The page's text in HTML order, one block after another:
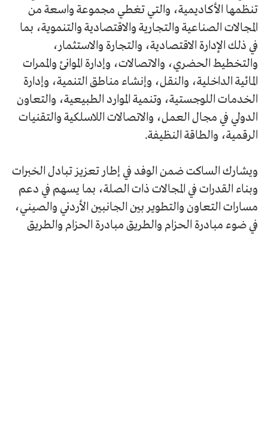
تنظمها الأكاديمية، والتي تغطي مجموعة واسعة من
المجالات الصناعية والتجارية والاقتصادية والتنموية، بما
في ذلك الإدارة الاقتصادية، والتجارة والاستثمار،
والتخطيط الحضري، والاتصالات، وإدارة الموانئ والممرات
المائية الداخلية، والنقل، وإنشاء مناطق التنمية، وإدارة
الخدمات اللوجستية، وتنمية الموارد الطبيعية، والتعاون
الدولي في مجال العمل، والاتصالات اللاسلكية والتقنيات
الرقمية، والطاقة النظيفة.
ويشارك الساكت ضمن الوفد في إطار تعزيز تبادل الخبرات
وبناء القدرات في المجالات ذات الصلة، بما يسهم في دعم
مسارات التعاون والتطوير بين الجانبين الأردني والصيني،
في ضوء مبادرة الحزام والطريق مبادرة الحزام والطريق